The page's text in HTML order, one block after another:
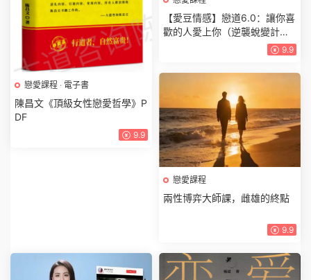
戀愛課程 · 電子書
陳昌文《頂級女性戀愛哲學》P
DF
9.9
【愛豆情感】戀道6.0：讓你喜
歡的人愛上你（逆襲蛻變計
9.9
戀愛課程
兩性博弈大師課，雌雄的終點
9.9